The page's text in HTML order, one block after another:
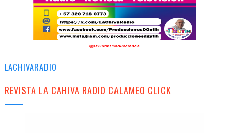
LACHIVARADIO
REVISTA LA CAHIVA RADIO CALAMEO CLICK